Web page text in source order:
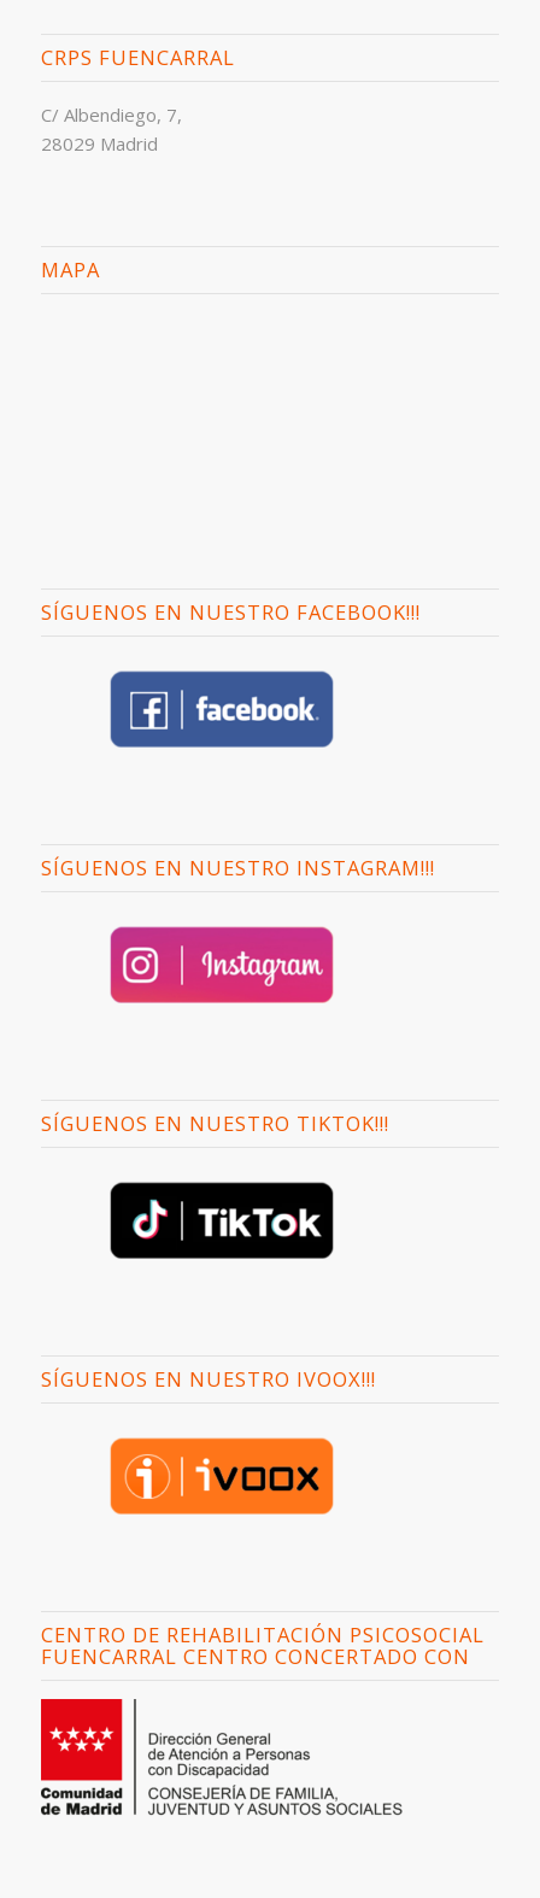
CRPS FUENCARRAL
C/ Albendiego, 7,
28029 Madrid
MAPA
SÍGUENOS EN NUESTRO FACEBOOK!!!
SÍGUENOS EN NUESTRO INSTAGRAM!!!
SÍGUENOS EN NUESTRO TIKTOK!!!
SÍGUENOS EN NUESTRO IVOOX!!!
CENTRO DE REHABILITACIÓN PSICOSOCIAL
FUENCARRAL CENTRO CONCERTADO CON